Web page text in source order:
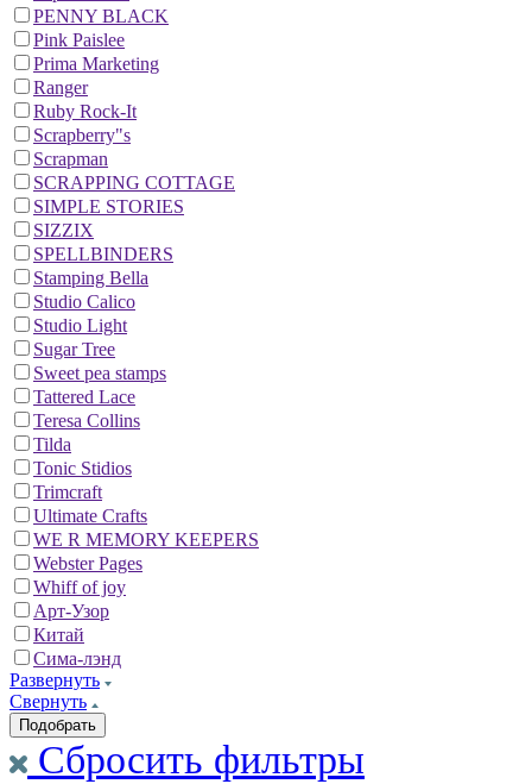
PENNY BLACK
Pink Paislee
Prima Marketing
Ranger
Ruby Rock-It
Scrapberry"s
Scrapman
SCRAPPING COTTAGE
SIMPLE STORIES
SIZZIX
SPELLBINDERS
Stamping Bella
Studio Calico
Studio Light
Sugar Tree
Sweet pea stamps
Tattered Lace
Teresa Collins
Tilda
Tonic Stidios
Trimcraft
Ultimate Crafts
WE R MEMORY KEEPERS
Webster Pages
Whiff of joy
Арт-Узор
Китай
Сима-лэнд
Развернуть
Свернуть
Сбросить фильтры